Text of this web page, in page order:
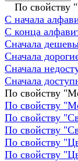
По свойству
С начала
С конца
Сначала
Сначала
Сначала
Сначала
По свойству
По свойству
По свойству
По свойству
По свойству
По свойству